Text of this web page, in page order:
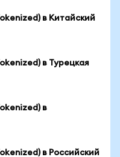
в Китайский
в Турецкая
в
в Российский